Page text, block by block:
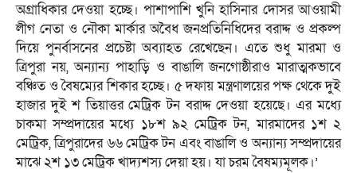
অগ্রাধিকার দেওয়া হচ্ছে। পাশাপাশি খুনি হাসিনার দোসর আওয়ামী
লীগ নেতা ও নৌকা মার্কার অবৈধ জনপ্রতিনিধিদের বরাদ্দ ও প্রকল্প
দিয়ে পুনর্বাসনের প্রচেষ্টা অব্যাহত রেখেছেন। এতে শুধু মারমা ও
ত্রিপুরা নয়, অন্যান্য পাহাড়ি ও বাঙালি জনগোষ্ঠীরাও মারাত্মকভাবে
বঞ্চিত ও বৈষম্যের শিকার হচ্ছে। ৫ দফায় মন্ত্রণালয়ের পক্ষ থেকে দুই
হাজার দুই শ তিয়াত্তর মেট্রিক টন বরাদ্দ দেওয়া হয়েছে। এর মধ্যে
চাকমা সম্প্রদায়ের মধ্যে ১৮শ ৯২ মেট্রিক টন, মারমাদের ১শ ২
মেট্রিক, ত্রিপুরাদের ৬৬ মেট্রিক টন এবং বাঙালি ও অন্যান্য সম্প্রদায়ের
মাঝে ২শ ১৩ মেট্রিক খাদ্যশস্য দেয়া হয়। যা চরম বৈষম্যমূলক।’